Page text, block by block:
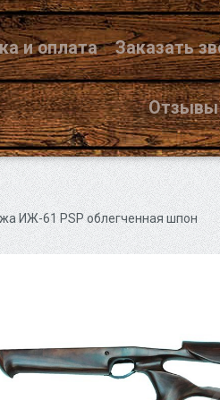
и оплата Заказать
Отзывы
ИЖ-61 PSP облегченная шпон